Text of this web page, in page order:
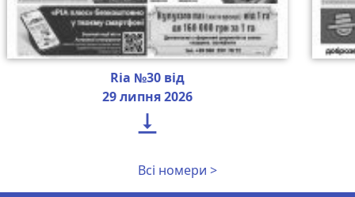
Ria №30 від
29 липня 2026

Всі номери >